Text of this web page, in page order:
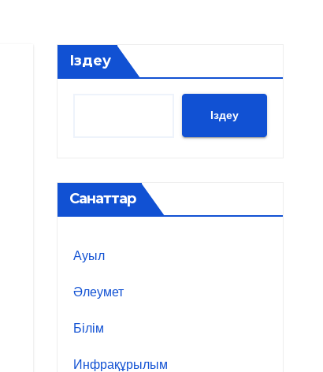
Іздеу
Іздеу
Санаттар
Ауыл
Әлеумет
Білім
Инфрақұрылым